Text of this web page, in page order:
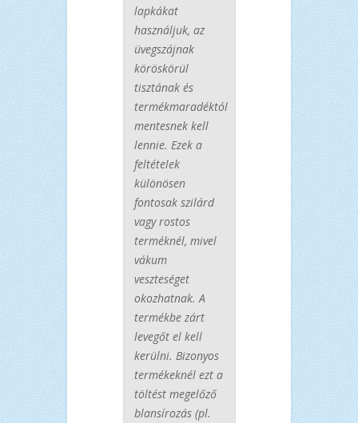
lapkákat
használjuk, az
üvegszájnak
köröskörül
tisztának és
termékmaradéktól
mentesnek kell
lennie. Ezek a
feltételek
különösen
fontosak szilárd
vagy rostos
terméknél, mivel
vákum
veszteséget
okozhatnak. A
termékbe zárt
levegőt el kell
kerülni. Bizonyos
termékeknél ezt a
töltést megelőző
blansírozás (pl.